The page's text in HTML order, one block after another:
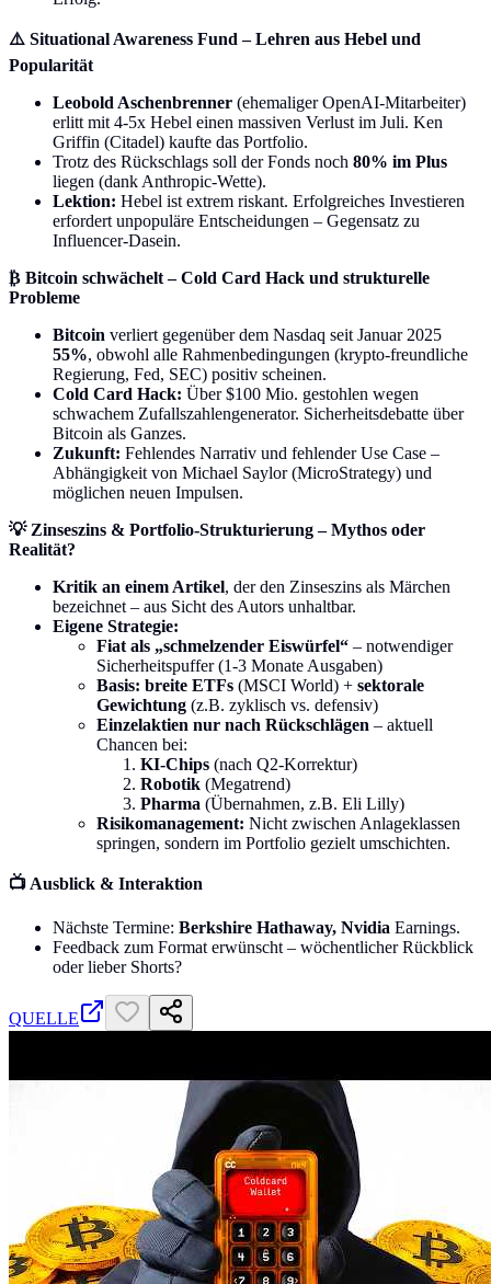
⚠️ Situational Awareness Fund – Lehren aus Hebel und
Popularität
Leobold Aschenbrenner (ehemaliger OpenAI-Mitarbeiter)
erlitt mit 4-5x Hebel einen massiven Verlust im Juli. Ken
Griffin (Citadel) kaufte das Portfolio.
Trotz des Rückschlags soll der Fonds noch 80% im Plus
liegen (dank Anthropic-Wette).
Lektion: Hebel ist extrem riskant. Erfolgreiches Investieren
erfordert unpopuläre Entscheidungen – Gegensatz zu
Influencer-Dasein.
₿ Bitcoin schwächelt – Cold Card Hack und strukturelle
Probleme
Bitcoin verliert gegenüber dem Nasdaq seit Januar 2025
55%, obwohl alle Rahmenbedingungen (krypto-freundliche
Regierung, Fed, SEC) positiv scheinen.
Cold Card Hack: Über $100 Mio. gestohlen wegen
schwachem Zufallszahlengenerator. Sicherheitsdebatte über
Bitcoin als Ganzes.
Zukunft: Fehlendes Narrativ und fehlender Use Case –
Abhängigkeit von Michael Saylor (MicroStrategy) und
möglichen neuen Impulsen.
💡 Zinseszins & Portfolio-Strukturierung – Mythos oder
Realität?
Kritik an einem Artikel, der den Zinseszins als Märchen
bezeichnet – aus Sicht des Autors unhaltbar.
Eigene Strategie:
Fiat als „schmelzender Eiswürfel“ – notwendiger
Sicherheitspuffer (1-3 Monate Ausgaben)
Basis: breite ETFs (MSCI World) + sektorale
Gewichtung (z.B. zyklisch vs. defensiv)
Einzelaktien nur nach Rückschlägen – aktuell
Chancen bei:
KI-Chips (nach Q2-Korrektur)
Robotik (Megatrend)
Pharma (Übernahmen, z.B. Eli Lilly)
Risikomanagement: Nicht zwischen Anlageklassen
springen, sondern im Portfolio gezielt umschichten.
📺 Ausblick & Interaktion
Nächste Termine: Berkshire Hathaway, Nvidia Earnings.
Feedback zum Format erwünscht – wöchentlicher Rückblick
oder lieber Shorts?
QUELLE